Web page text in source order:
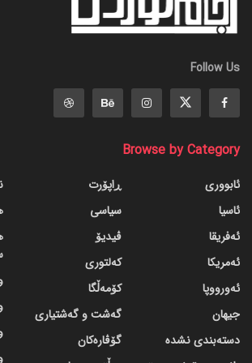
Follow Us
Browse by Category
ئابووری
ئاسیا
ئەفریقا
ئەمریکا
ئەورووپا
جیهان
دسته‌بندی نشده
ڕاپۆرت
سیاسی
ڤیدیۆ
کەلتوری
کۆمەڵگا
گه‌شت و گه‌شتیاری
گۆڤاره‌کان